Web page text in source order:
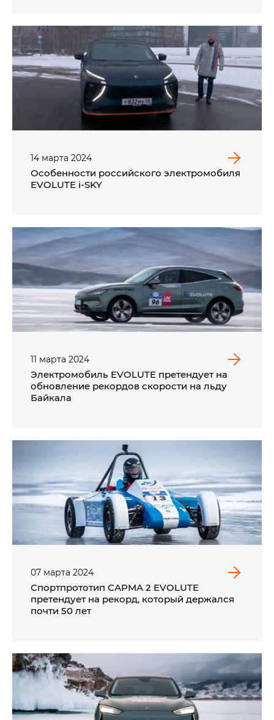
14 марта 2024
Особенности российского электромобиля
EVOLUTE i‑SKY
11 марта 2024
Электромобиль EVOLUTE претендует на
обновление рекордов скорости на льду
Байкала
07 марта 2024
Спортпрототип САРМА 2 EVOLUTE
претендует на рекорд, который держался
почти 50 лет